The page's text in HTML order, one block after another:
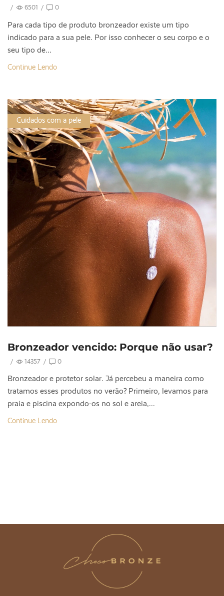
/ 6501 / 0
Para cada tipo de produto bronzeador existe um tipo
indicado para a sua pele. Por isso conhecer o seu corpo e o
seu tipo de...
Continue Lendo
Cuidados com a pele
Bronzeador vencido: Porque não usar?
/ 14357 / 0
Bronzeador e protetor solar. Já percebeu a maneira como
tratamos esses produtos no verão? Primeiro, levamos para
praia e piscina expondo-os no sol e areia,...
Continue Lendo